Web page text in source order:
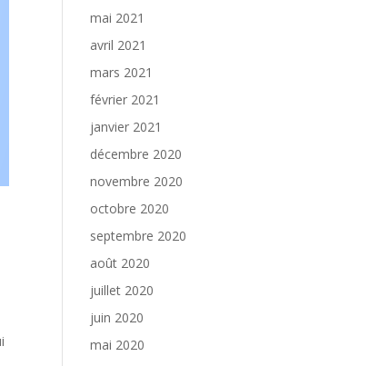
mai 2021
avril 2021
mars 2021
février 2021
janvier 2021
décembre 2020
novembre 2020
octobre 2020
septembre 2020
août 2020
juillet 2020
juin 2020
mai 2020